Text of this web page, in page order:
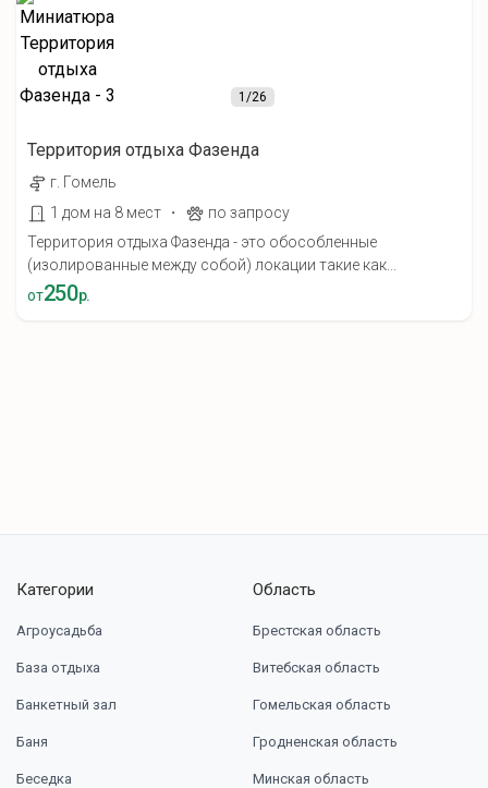
1/26
Территория отдыха Фазенда
г. Гомель
1 дом на 8 мест
·
по запросу
Территория отдыха Фазенда - это обособленные
(изолированные между собой) локации такие как...
от250р.
Категории
Агроусадьба
База отдыха
Банкетный зал
Баня
Беседка
Область
Брестская область
Витебская область
Гомельская область
Гродненская область
Минская область